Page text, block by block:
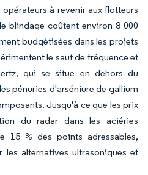
à revenir aux flotteurs
blindage coûtent environ 8 000
budgétisées dans les projets
le saut de fréquence et
qui se situe en dehors du
pénuries d'arséniure de gallium
Jusqu'à ce que les prix
du radar dans les aciéries
15 % des points adressables,
les alternatives ultrasoniques et